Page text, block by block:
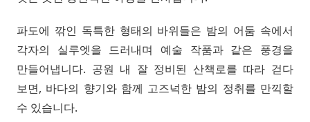
파도에 깎인 독특한 형태의 바위들은 밤의 어둠 속에서
각자의 실루엣을 드러내며 예술 작품과 같은 풍경을
만들어냅니다. 공원 내 잘 정비된 산책로를 따라 걷다
보면, 바다의 향기와 함께 고즈넉한 밤의 정취를 만끽할
수 있습니다.